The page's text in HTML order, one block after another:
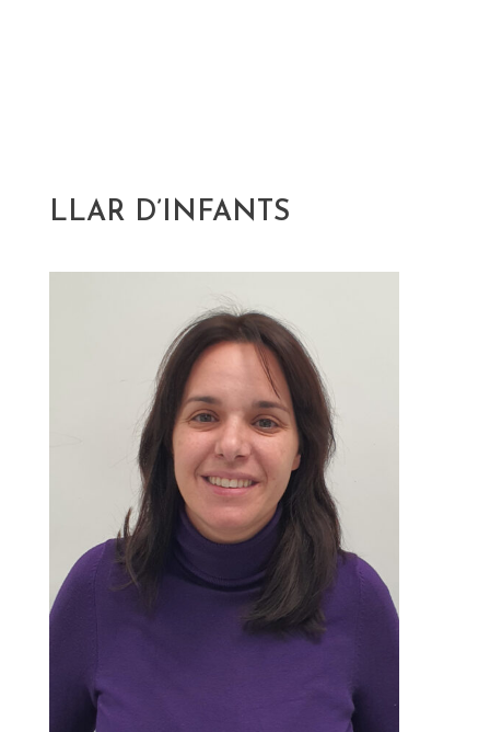
LLAR D’INFANTS